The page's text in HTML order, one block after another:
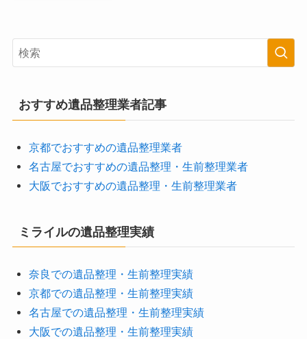
おすすめ遺品整理業者記事
京都でおすすめの遺品整理業者
名古屋でおすすめの遺品整理・生前整理業者
大阪でおすすめの遺品整理・生前整理業者
ミライルの遺品整理実績
奈良での遺品整理・生前整理実績
京都での遺品整理・生前整理実績
名古屋での遺品整理・生前整理実績
大阪での遺品整理・生前整理実績